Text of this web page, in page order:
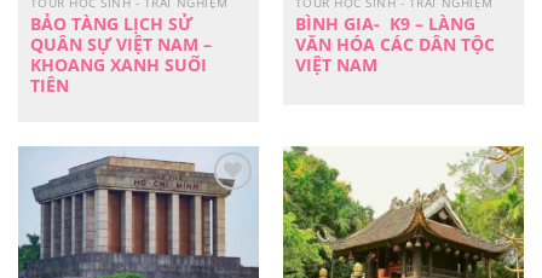
BẢO TÀNG LỊCH SỬ
QUÂN SỰ VIỆT NAM –
KHOANG XANH SUỐI
TIÊN
BÌNH GIA- K9 – LÀNG
VĂN HÓA CÁC DÂN TỘC
VIỆT NAM
Yêu
Thích
Yêu
Thích